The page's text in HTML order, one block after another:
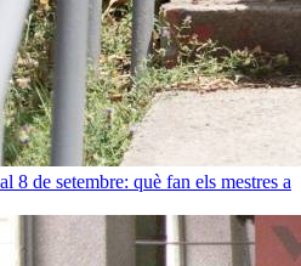
8 de setembre: què fan els mestres a